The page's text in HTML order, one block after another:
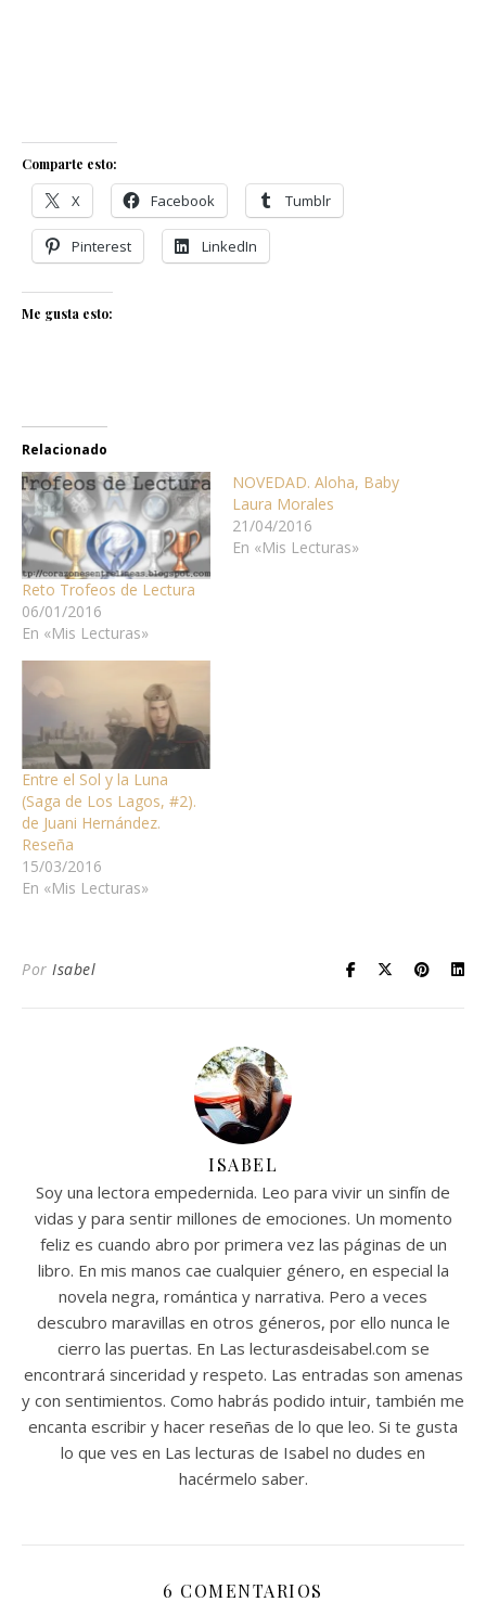
Comparte esto:
X Facebook Tumblr
Pinterest LinkedIn
Me gusta esto:
Relacionado
Reto Trofeos de Lectura
06/01/2016
En «Mis Lecturas»
NOVEDAD. Aloha, Baby
Laura Morales
21/04/2016
En «Mis Lecturas»
Entre el Sol y la Luna
(Saga de Los Lagos, #2).
de Juani Hernández.
Reseña
15/03/2016
En «Mis Lecturas»
Por Isabel
ISABEL
Soy una lectora empedernida. Leo para vivir un sinfín de
vidas y para sentir millones de emociones. Un momento
feliz es cuando abro por primera vez las páginas de un
libro. En mis manos cae cualquier género, en especial la
novela negra, romántica y narrativa. Pero a veces
descubro maravillas en otros géneros, por ello nunca le
cierro las puertas. En Las lecturasdeisabel.com se
encontrará sinceridad y respeto. Las entradas son amenas
y con sentimientos. Como habrás podido intuir, también me
encanta escribir y hacer reseñas de lo que leo. Si te gusta
lo que ves en Las lecturas de Isabel no dudes en
hacérmelo saber.
6 COMENTARIOS